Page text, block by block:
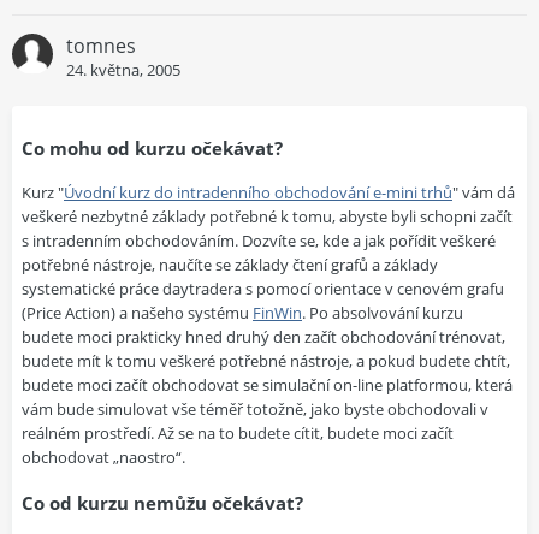
tomnes
24. května, 2005
Co mohu od kurzu očekávat?
Kurz "Úvodní kurz do intradenního obchodování e-mini trhů" vám dá
veškeré nezbytné základy potřebné k tomu, abyste byli schopni začít
s intradenním obchodováním. Dozvíte se, kde a jak pořídit veškeré
potřebné nástroje, naučíte se základy čtení grafů a základy
systematické práce daytradera s pomocí orientace v cenovém grafu
(Price Action) a našeho systému FinWin. Po absolvování kurzu
budete moci prakticky hned druhý den začít obchodování trénovat,
budete mít k tomu veškeré potřebné nástroje, a pokud budete chtít,
budete moci začít obchodovat se simulační on-line platformou, která
vám bude simulovat vše téměř totožně, jako byste obchodovali v
reálném prostředí. Až se na to budete cítit, budete moci začít
obchodovat „naostro“.
Co od kurzu nemůžu očekávat?